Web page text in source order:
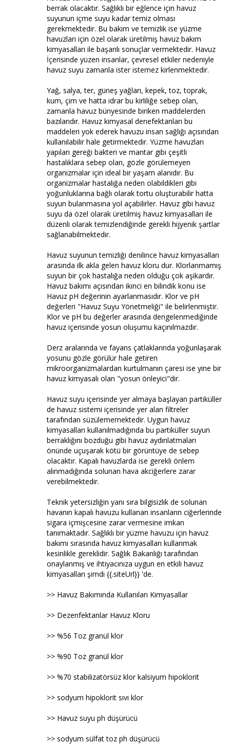
berrak olacaktır. Sağlıklı bir eğlence için havuz
suyunun içme suyu kadar temiz olması
gerekmektedir. Bu bakım ve temizlik ise yüzme
havuzları için özel olarak üretilmiş havuz bakım
kimyasalları ile başarılı sonuçlar vermektedir. Havuz
İçerisinde yüzen insanlar, çevresel etkiler nedeniyle
havuz suyu zamanla ister istemez kirlenmektedir.
Yağ, salya, ter, güneş yağları, kepek, toz, toprak,
kum, çim ve hatta idrar bu kirliliğe sebep olan,
zamanla havuz bünyesinde biriken maddelerden
bazılarıdır. Havuz kimyasal denefektanları bu
maddeleri yok ederek havuzu insan sağlığı açısından
kullanılabilir hale getirmektedir. Yüzme havuzları
yapıları gereği bakteri ve mantar gibi çeşitli
hastalıklara sebep olan, gözle görülemeyen
organizmalar için ideal bir yaşam alanıdır. Bu
organizmalar hastalığa neden olabildikleri gibi
yoğunluklarına bağlı olarak tortu oluşturabilir hatta
suyun bulanmasına yol açabilirler. Havuz gibi havuz
suyu da özel olarak üretilmiş havuz kimyasalları ile
düzenli olarak temizlendiğinde gerekli hijyenik şartlar
sağlanabilmektedir.
Havuz suyunun temizliği denilince havuz kimyasalları
arasında ilk akla gelen havuz kloru dur. Klorlanmamış
suyun bir çok hastalığa neden olduğu çok aşikardır.
Havuz bakımı açısından ikinci en bilindik konu ise
Havuz pH değerinin ayarlanmasıdır. Klor ve pH
değerleri "Havuz Suyu Yönetmeliği" ile belirlenmiştir.
Klor ve pH bu değerler arasında dengelenmediğinde
havuz içerisinde yosun oluşumu kaçınılmazdır.
Derz aralarında ve fayans çatlaklarında yoğunlaşarak
yosunu gözle görülür hale getiren
mikroorganizmalardan kurtulmanın çaresi ise yine bir
havuz kimyasalı olan "yosun önleyici"dir.
Havuz suyu içerisinde yer almaya başlayan partiküller
de havuz sistemi içerisinde yer alan filtreler
tarafından süzülememektedir. Uygun havuz
kimyasalları kullanılmadığında bu partiküller suyun
berraklığını bozduğu gibi havuz aydınlatmaları
önünde uçuşarak kötü bir görüntüye de sebep
olacaktır. Kapalı havuzlarda ise gerekli önlem
alınmadığında solunan hava akciğerlere zarar
verebilmektedir.
Teknik yetersizliğin yanı sıra bilgisizlik de solunan
havanın kapalı havuzu kullanan insanların ciğerlerinde
sigara içmişcesine zarar vermesine imkan
tanımaktadır. Sağlıklı bir yüzme havuzu için havuz
bakımı sırasında havuz kimyasalları kullanmak
kesinlikle gereklidir. Sağlık Bakanlığı tarafından
onaylanmış ve ihtiyacınıza uygun en etkili havuz
kimyasalları şimdi {{.siteUrl}} 'de.
>> Havuz Bakımında Kullanılan Kimyasallar
>> Dezenfektanlar Havuz Kloru
>> %56 Toz granül klor
>> %90 Toz granül klor
>> %70 stabilizatörsüz klor kalsiyum hipoklorit
>> sodyum hipoklorit sıvı klor
>> Havuz suyu ph düşürücü
>> sodyum sülfat toz ph düşürücü